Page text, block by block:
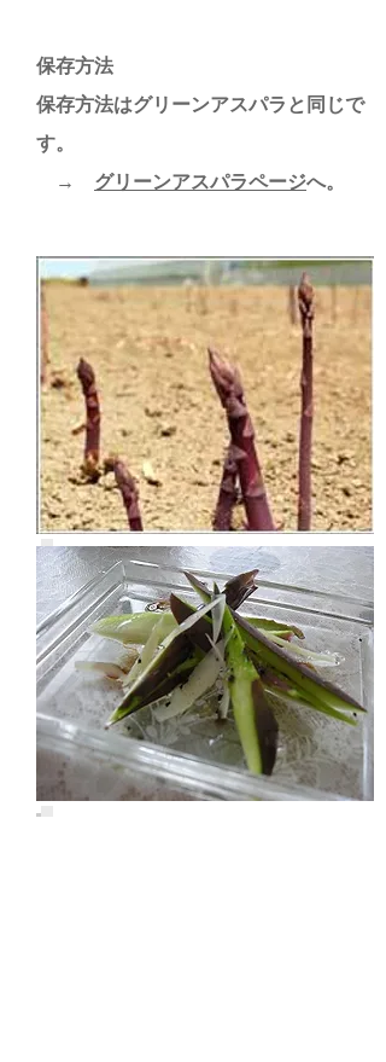
保存方法
保存方法はグリーンアスパラと同じで
す。
→ グリーンアスパラページへ。